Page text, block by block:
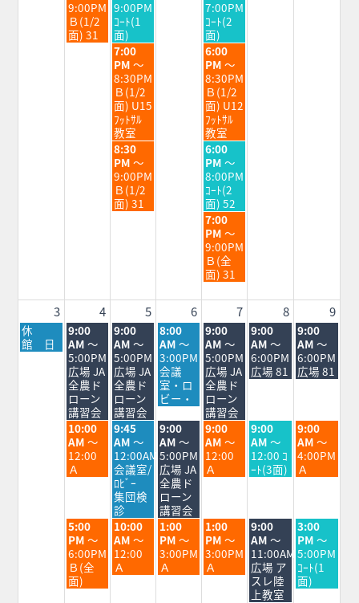
日,
7
月
28th
9:00PM
Ｂ(1/2
面) 31
日,
7
月
29th
2026
9:00PM
ｺｰﾄ(1
面)
日,
7
月
31st
2026
7:00PM
ｺｰﾄ(2
面)
水
曜
日,
7
月
29th
2026
7:00
PM ～
8:30PM
Ｂ(1/2
面) U15
ﾌｯﾄｻﾙ
教室
金
曜
日,
7
月
31st
2026
6:00
PM ～
8:30PM
Ｂ(1/2
面) U12
ﾌｯﾄｻﾙ
教室
水
曜
日,
7
月
29th
8:30
PM ～
9:00PM
Ｂ(1/2
面) 31
金
曜
日,
7
月
31st
2026
6:00
PM ～
8:00PM
ｺｰﾄ(2
面) 52
金
曜
日,
7
月
31st
2026
7:00
PM ～
9:00PM
Ｂ(全
面) 31
3 4 5 6 7 8 9
月
曜
日,
休
館 日
火
曜
日,
8
月
4th
2026
9:00
AM ～
5:00PM
広場 JA
全農ド
ローン
講習会
水
曜
日,
8
月
5th
2026
9:00
AM ～
5:00PM
広場 JA
全農ド
ローン
講習会
木
曜
日,
8
月
6th
2026
8:00
AM ～
3:00PM
会議
室・ロ
ビー・
金
曜
日,
8
月
7th
2026
9:00
AM ～
5:00PM
広場 JA
全農ド
ローン
講習会
土
曜
日,
8
月
9:00
AM ～
6:00PM
広場 81
日
曜
日,
8
月
9:00
AM ～
6:00PM
広場 81
火
曜
日,
8
月
10:00
AM ～
12:00
Ａ
水
曜
日,
8
月
5th
2026
9:45
AM ～
12:00AM
会議室/
ﾛﾋﾞｰ
集団検
診
木
曜
日,
8
月
6th
2026
9:00
AM ～
5:00PM
広場 JA
全農ド
ローン
講習会
金
曜
日,
8
月
9:00
AM ～
12:00
Ａ
土
曜
日,
8
月
9:00
AM ～
12:00 ｺ
ｰﾄ(3面)
日
曜
日,
8
月
9:00
AM ～
4:00PM
Ａ
火
曜
日,
8
月
4th
5:00
PM ～
6:00PM
Ｂ(全
面)
水
曜
日,
8
月
10:00
AM ～
12:00
Ａ
木
曜
日,
8
月
1:00
PM ～
3:00PM
Ａ
金
曜
日,
8
月
1:00
PM ～
3:00PM
Ａ
土
曜
日,
8
月
8th
9:00
AM ～
11:00AM
広場 ア
スレ陸
上教室
日
曜
日,
8
月
9th
3:00
PM ～
5:00PM
ｺｰﾄ(1
面)